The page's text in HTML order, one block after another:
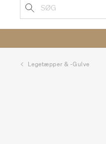
SØG
Legetæpper & -gulve